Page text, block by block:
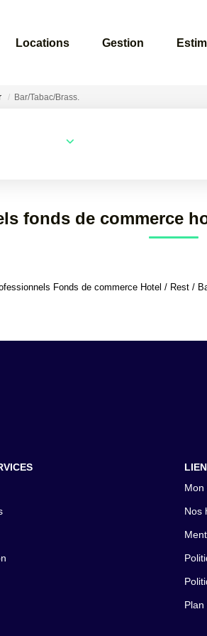
Locations Gestion
Bar/Tabac/Brass.
fonds de commerce
Fonds de commerce Hotel / Rest /
Mon
Nos
Plan